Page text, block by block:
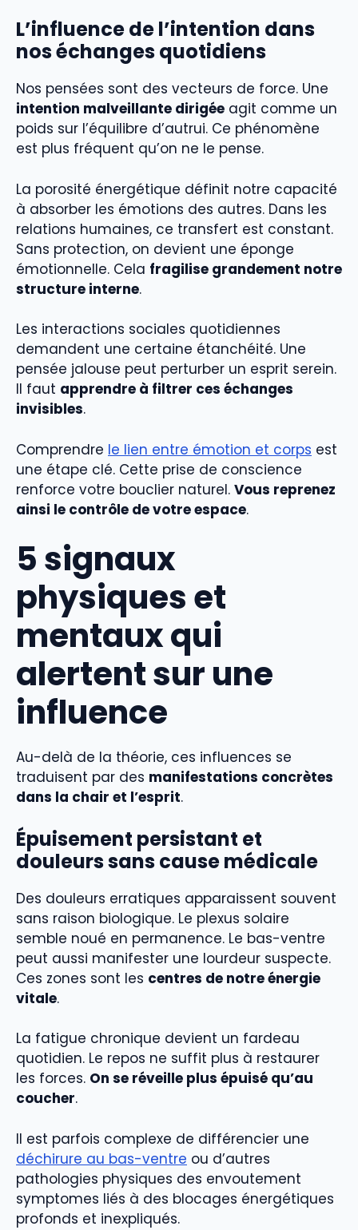
L’influence de l’intention dans
nos échanges quotidiens
Nos pensées sont des vecteurs de force. Une
intention malveillante dirigée agit comme un
poids sur l’équilibre d’autrui. Ce phénomène
est plus fréquent qu’on ne le pense.
La porosité énergétique définit notre capacité
à absorber les émotions des autres. Dans les
relations humaines, ce transfert est constant.
Sans protection, on devient une éponge
émotionnelle. Cela fragilise grandement notre
structure interne.
Les interactions sociales quotidiennes
demandent une certaine étanchéité. Une
pensée jalouse peut perturber un esprit serein.
Il faut apprendre à filtrer ces échanges
invisibles.
Comprendre le lien entre émotion et corps est
une étape clé. Cette prise de conscience
renforce votre bouclier naturel. Vous reprenez
ainsi le contrôle de votre espace.
5 signaux
physiques et
mentaux qui
alertent sur une
influence
Au-delà de la théorie, ces influences se
traduisent par des manifestations concrètes
dans la chair et l’esprit.
Épuisement persistant et
douleurs sans cause médicale
Des douleurs erratiques apparaissent souvent
sans raison biologique. Le plexus solaire
semble noué en permanence. Le bas-ventre
peut aussi manifester une lourdeur suspecte.
Ces zones sont les centres de notre énergie
vitale.
La fatigue chronique devient un fardeau
quotidien. Le repos ne suffit plus à restaurer
les forces. On se réveille plus épuisé qu’au
coucher.
Il est parfois complexe de différencier une
déchirure au bas-ventre ou d’autres
pathologies physiques des envoutement
symptomes liés à des blocages énergétiques
profonds et inexpliqués.